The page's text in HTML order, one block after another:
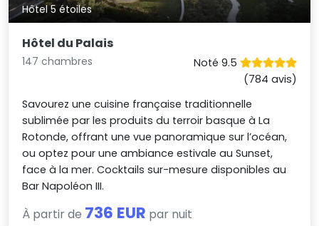
Hôtel 5 étoiles
Hôtel du Palais
147 chambres
Noté 9.5
(784 avis)
Savourez une cuisine française traditionnelle
sublimée par les produits du terroir basque à La
Rotonde, offrant une vue panoramique sur l’océan,
ou optez pour une ambiance estivale au Sunset,
face à la mer. Cocktails sur-mesure disponibles au
Bar Napoléon III.
À partir de 736 EUR par nuit